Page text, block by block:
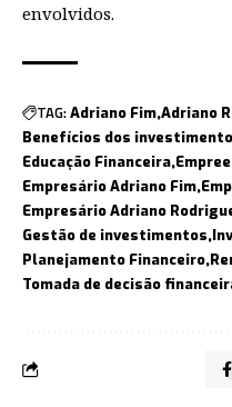
envolvidos.
TAG:Adriano Fim Adriano
Benefícios dos
Educação Financeira
Empresário Adriano Fim
Empresário Adriano
Gestão de investimentos
Planejamento Financeiro
Tomada de decisão